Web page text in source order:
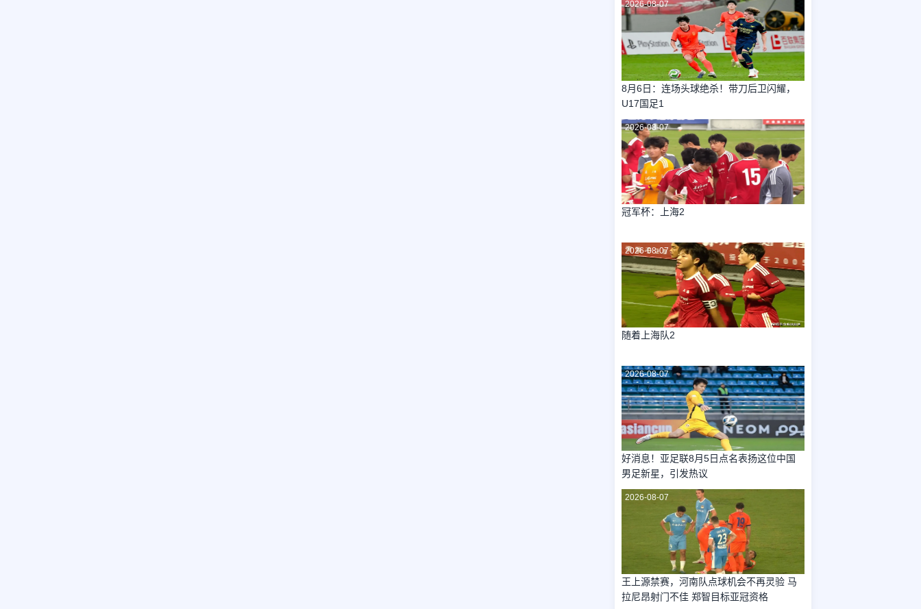
2026-08-07
8月6日：连场头球绝杀！带刀后卫闪耀，
U17国足1
2026-08-07
冠军杯：上海2
2026-08-07
随着上海队2
2026-08-07
好消息！亚足联8月5日点名表扬这位中国
男足新星，引发热议
2026-08-07
王上源禁赛，河南队点球机会不再灵验 马
拉尼昂射门不佳 郑智目标亚冠资格